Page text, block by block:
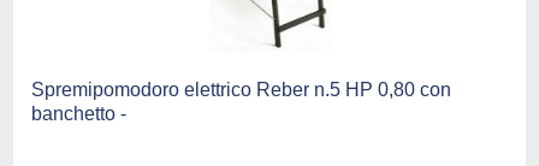
Spremipomodoro elettrico Reber n.5 HP 0,80 con
banchetto -